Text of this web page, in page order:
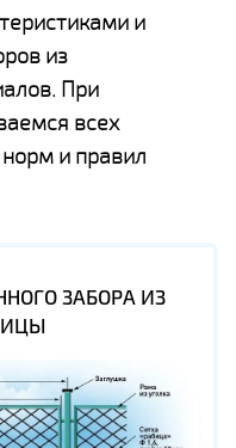
и
из
При
всех
и правил
ЗАБОРА ИЗ